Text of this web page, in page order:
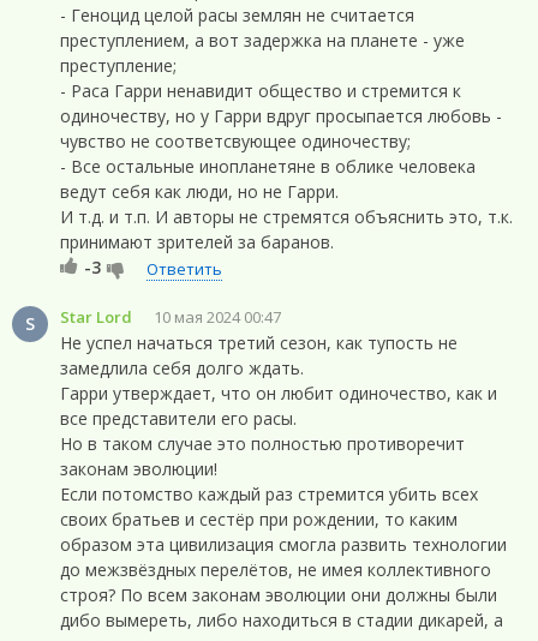
- Геноцид целой расы землян не считается
преступлением, а вот задержка на планете - уже
преступление;
- Раса Гарри ненавидит общество и стремится к
одиночеству, но у Гарри вдруг просыпается любовь -
чувство не соответсвующее одиночеству;
- Все остальные инопланетяне в облике человека
ведут себя как люди, но не Гарри.
И т.д. и т.п. И авторы не стремятся объяснить это, т.к.
принимают зрителей за баранов.
-3
Ответить
S Star Lord 10 мая 2024 00:47
Не успел начаться третий сезон, как тупость не
замедлила себя долго ждать.
Гарри утверждает, что он любит одиночество, как и
все представители его расы.
Но в таком случае это полностью противоречит
законам эволюции!
Если потомство каждый раз стремится убить всех
своих братьев и сестёр при рождении, то каким
образом эта цивилизация смогла развить технологии
до межзвёздных перелётов, не имея коллективного
строя? По всем законам эволюции они должны были
дибо вымереть, либо находиться в стадии дикарей, а